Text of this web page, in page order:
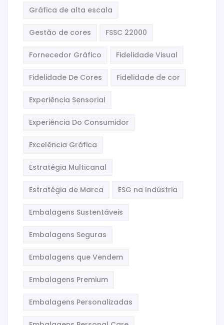
Gráfica de alta escala
Gestão de cores FSSC 22000
Fornecedor Gráfico Fidelidade Visual
Fidelidade De Cores Fidelidade de cor
Experiência Sensorial
Experiência Do Consumidor
Excelência Gráfica
Estratégia Multicanal
Estratégia de Marca ESG na Indústria
Embalagens Sustentáveis
Embalagens Seguras
Embalagens que Vendem
Embalagens Premium
Embalagens Personalizadas